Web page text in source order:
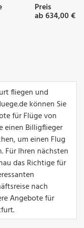
Preis
ab 634,00 €
fliegen und
können Sie
für Flüge von
einen Billigflieger
um einen Flug
Für Ihren nächsten
das Richtige für
nach
Angebote für